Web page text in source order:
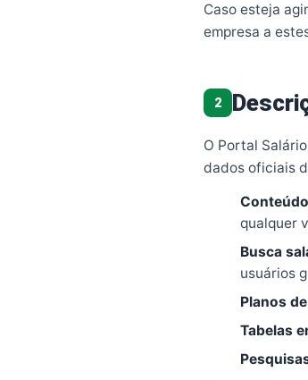
Caso esteja
empresa a
2
O Portal
dados oficiais
qualquer
Busca
usuários
Planos
Tabelas